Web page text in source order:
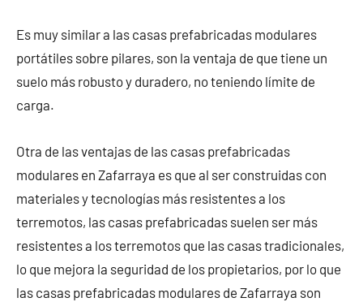
Es muy similar a las casas prefabricadas modulares
portátiles sobre pilares, son la ventaja de que tiene un
suelo más robusto y duradero, no teniendo límite de
carga.
Otra de las ventajas de las casas prefabricadas
modulares en Zafarraya es que al ser construidas con
materiales y tecnologías más resistentes a los
terremotos, las casas prefabricadas suelen ser más
resistentes a los terremotos que las casas tradicionales,
lo que mejora la seguridad de los propietarios, por lo que
las casas prefabricadas modulares de Zafarraya son